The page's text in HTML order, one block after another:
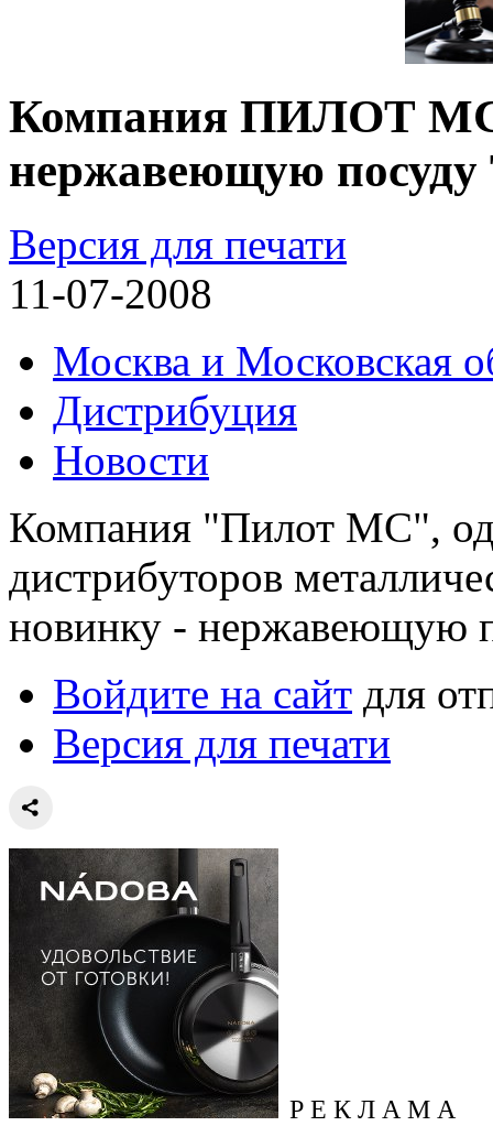
Компания ПИЛОТ МС
нержавеющую
Версия для печати
11-07-2008
Москва и Московская
Дистрибуция
Новости
Компания "Пилот МС",
дистрибуторов
новинку - нержавеющую
Войдите на сайт для
Версия для печати
Р Е К Л А М А